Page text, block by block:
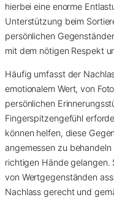
hierbei eine enorme
Unterstützung beim
persönlichen
mit dem nötigen Respekt
Häufig umfasst der
emotionalem Wert, von
persönlichen
Fingerspitzengefühl
können helfen, diese
angemessen zu
richtigen Hände gelangen.
von Wertgegenständen
Nachlass gerecht und